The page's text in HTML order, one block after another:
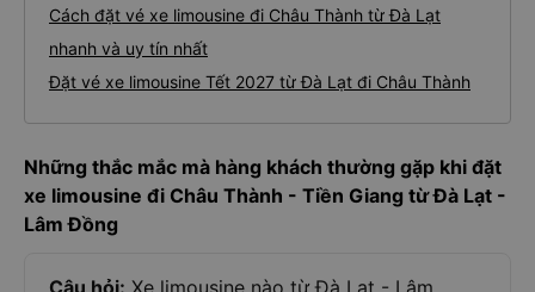
Cách đặt vé xe limousine đi Châu Thành từ Đà Lạt
nhanh và uy tín nhất
Đặt vé xe limousine Tết 2027 từ Đà Lạt đi Châu Thành
Những thắc mắc mà hàng khách thường gặp khi đặt
xe limousine đi Châu Thành - Tiền Giang từ Đà Lạt -
Lâm Đồng
Câu hỏi: Xe limousine nào từ Đà Lạt - Lâm